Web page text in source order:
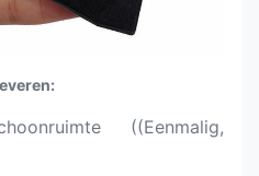
((Eenmalig,